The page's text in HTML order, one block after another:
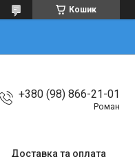
Кошик
+380 (98) 866-21-01
Роман
Доставка та оплата